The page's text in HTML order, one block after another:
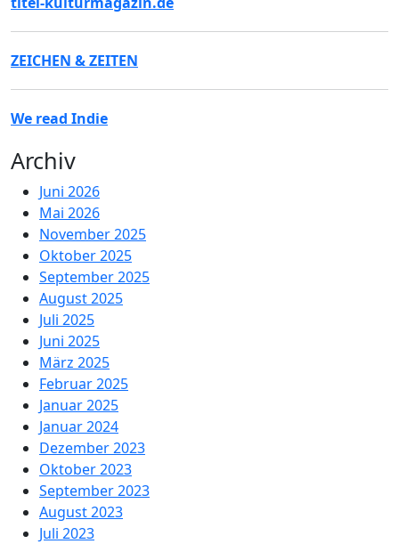
ZEICHEN & ZEITEN
We read Indie
Archiv
Juni 2026
Mai 2026
November 2025
Oktober 2025
September 2025
August 2025
Juli 2025
Juni 2025
März 2025
Februar 2025
Januar 2025
Januar 2024
Dezember 2023
Oktober 2023
September 2023
August 2023
Juli 2023